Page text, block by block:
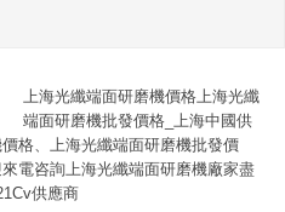
上海光纖端面研磨機價格上海光纖
端面研磨機批發價格_上海中國供
格、上海光纖端面研磨機批發價
電咨詢上海光纖端面研磨機廠家盡
供應商